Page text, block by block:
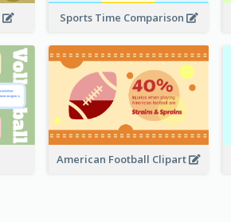
Sports Time Comparison
American Football Clipart